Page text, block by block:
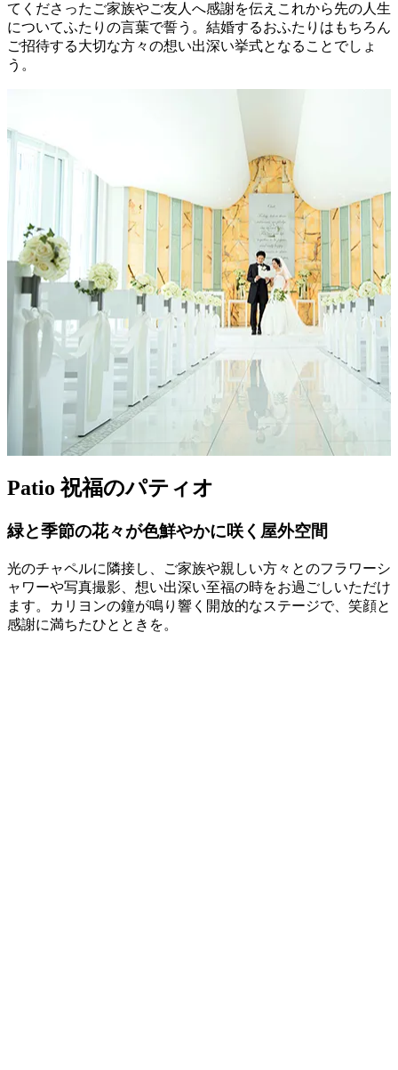
てくださったご家族やご友人へ感謝を伝えこれから先の人生
についてふたりの言葉で誓う。結婚するおふたりはもちろん
ご招待する大切な方々の想い出深い挙式となることでしょ
う。
Patio 祝福のパティオ
緑と季節の花々が色鮮やかに咲く屋外空間
光のチャペルに隣接し、ご家族や親しい方々とのフラワーシ
ャワーや写真撮影、想い出深い至福の時をお過ごしいただけ
ます。カリヨンの鐘が鳴り響く開放的なステージで、笑顔と
感謝に満ちたひとときを。